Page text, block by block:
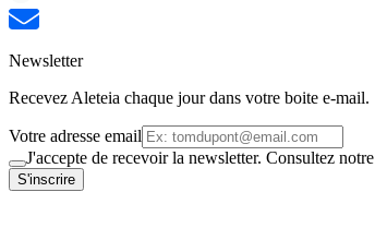
Newsletter
Recevez Aleteia chaque jour dans votre boite e-mail.
Votre adresse email
J'accepte de recevoir la newsletter. Consultez notre
S'inscrire